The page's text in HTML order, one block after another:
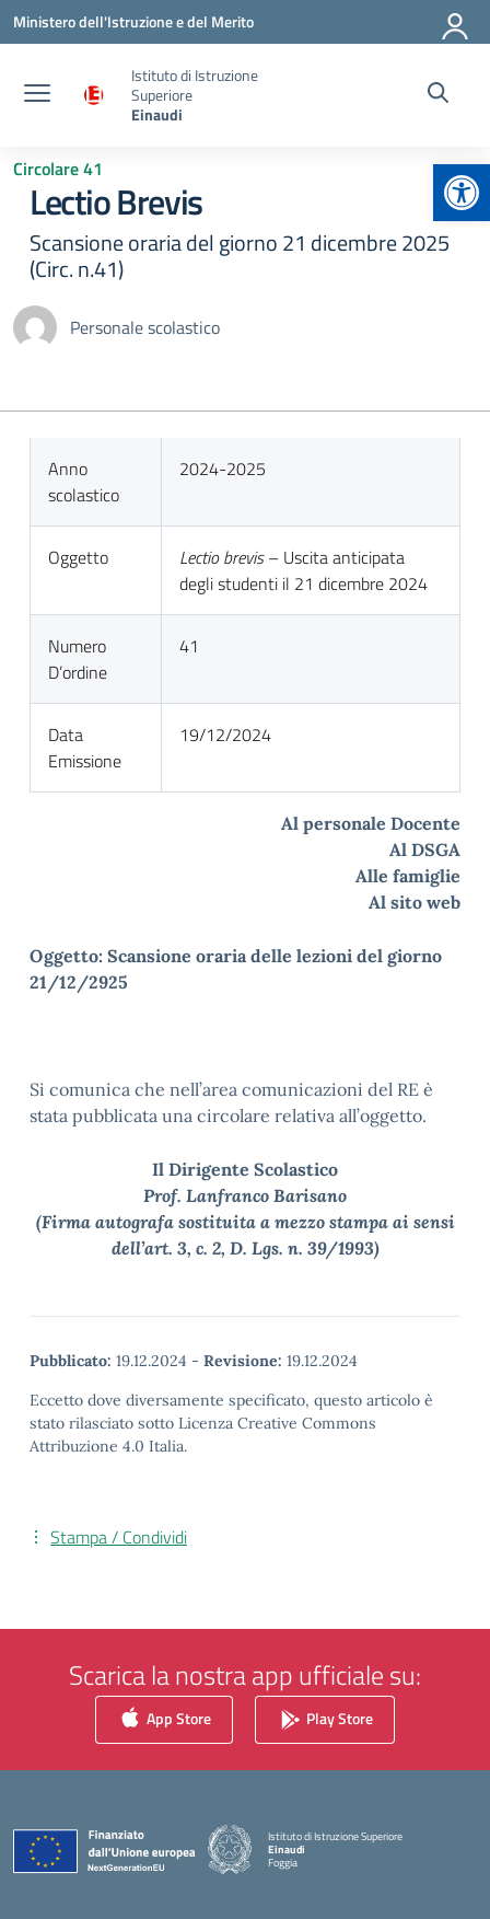
Vai ai contenuti
Vai al menu di navigazione
Vai al footer
Ministero dell'Istruzione e del Merito
Istituto di Istruzione
Superiore
Einaudi
Circolare 41
Lectio Brevis
Scansione oraria del giorno 21 dicembre 2025
(Circ. n.41)
Personale scolastico
Anno
scolastico
2024-2025
Oggetto Lectio brevis– Uscita anticipata
degli studenti il 21 dicembre 2024
Numero
D’ordine
41
Data
Emissione
19/12/2024
Al personale Docente
Al DSGA
Alle famiglie
Al sito web
Oggetto: Scansione oraria delle lezioni del giorno
21/12/2925
Si comunica che nell’area comunicazioni del RE è
stata pubblicata una circolare relativa all’oggetto.
Il Dirigente Scolastico
Prof. Lanfranco Barisano
(Firma autografa sostituita a mezzo stampa ai sensi
dell’art. 3, c. 2, D. Lgs. n. 39/1993)
Pubblicato: 19.12.2024 - Revisione: 19.12.2024
Eccetto dove diversamente specificato, questo articolo è
stato rilasciato sotto Licenza Creative Commons
Attribuzione 4.0 Italia.
Stampa / Condividi
Scarica la nostra app ufficiale su:
App Store Play Store
Istituto di Istruzione Superiore
Einaudi
Foggia
— Visita la pagina iniziale della scuola